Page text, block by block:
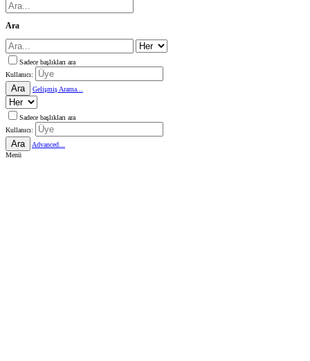
Ara
Sadece başlıkları ara
Kullanıcı:
Ara Gelişmiş Arama...
Sadece başlıkları ara
Kullanıcı:
Ara
Advanced...
Menü